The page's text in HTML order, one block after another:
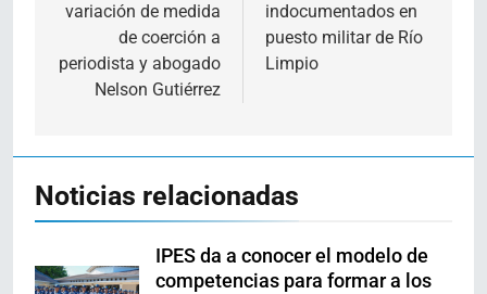
variación de medida
de coerción a
periodista y abogado
Nelson Gutiérrez
indocumentados en
puesto militar de Río
Limpio
Noticias relacionadas
IPES da a conocer el modelo de
competencias para formar a los